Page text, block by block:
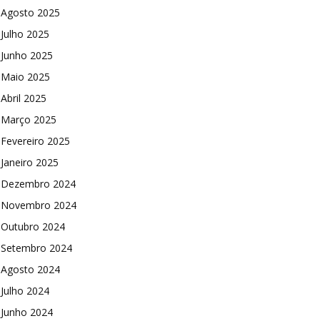
Agosto 2025
Julho 2025
Junho 2025
Maio 2025
Abril 2025
Março 2025
Fevereiro 2025
Janeiro 2025
Dezembro 2024
Novembro 2024
Outubro 2024
Setembro 2024
Agosto 2024
Julho 2024
Junho 2024